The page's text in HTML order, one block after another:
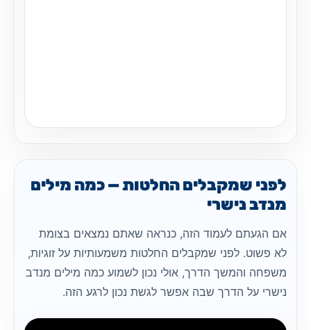
לפני שמקבלים החלטות — כמה מילים
מנדב נישרי
אם הגעתם לעמוד הזה, כנראה שאתם נמצאים בצומת
לא פשוט. לפני שמקבלים החלטות משמעותיות על זוגיות,
משפחה והמשך הדרך, אולי נכון לשמוע כמה מילים מנדב
נישרי על הדרך שבה אפשר לגשת נכון לרגע הזה.